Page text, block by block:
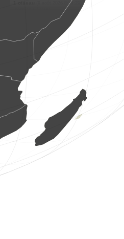
(9 août 2026 8:24:29)
(9 août 2026 8:24:29)
www.ornitho.de
1 oiseau (9 août 2026 8:24:29)
www.ornitho.de
(9 août 2026 8:24:29)
www.ornitho.de
4 oiseaux
www.ornitho.de
1 oiseau (9 août 2026 8:24:29)
www.ornitho.de
1 oiseau (9 août 2026 8:24:29)
www.ornitho.de
1 oiseau (9 août 2026 8:24:29)
www.ornitho.de
0 (9 août 2026 8:24:29)
www.ornitho.de
(9 août 2026 8:24:29)
www.ornitho.de